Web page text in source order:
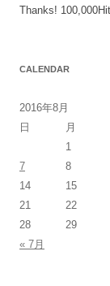
Thanks!
CALENDAR
2016年8月
日
月
1
7
8
14
15
21
22
28
29
« 7月